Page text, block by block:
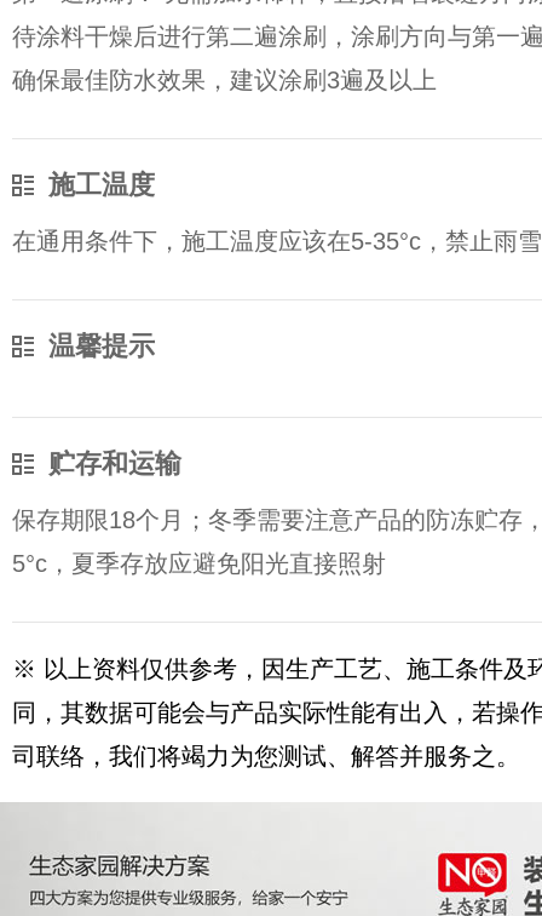
待涂料干燥后进行第二遍涂刷，涂刷方向与第一
确保最佳防水效果，建议涂刷3遍及以上
施工温度
在通用条件下，施工温度应该在5-35°c，禁止雨
温馨提示
贮存和运输
保存期限18个月；冬季需要注意产品的防冻贮存
5°c，夏季存放应避免阳光直接照射
※ 以上资料仅供参考，因生产工艺、施工条件及
同，其数据可能会与产品实际性能有出入，若操
司联络，我们将竭力为您测试、解答并服务之。